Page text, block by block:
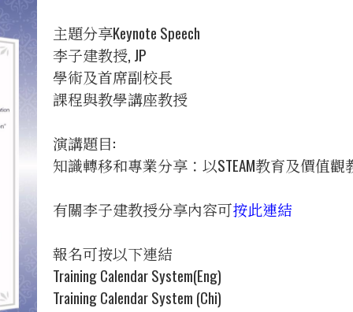
主題分享Keynote Speech
李子建教授, JP
學術及首席副校長
課程與教學講座教授
演講題目:
知識轉移和專業分享：以STEAM教育及價值觀
有關李子建教授分享內容可按此連結
報名可按以下連結
Training Calendar System(Eng)
Training Calendar System (Chi)